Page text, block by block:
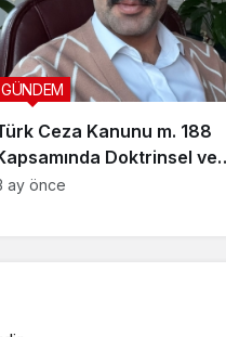
Ceza Kanunu m. 188
Doktrinsel ve
İnceleme
GÜNDEM
ay önce